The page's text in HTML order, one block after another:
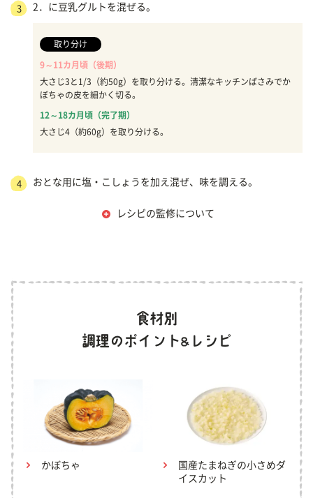
3 2．に豆乳グルトを混ぜる。
取り分け
9～11カ月頃（後期）
大さじ3と1/3（約50g）を取り分ける。清潔なキッチンばさみでか
ぼちゃの皮を細かく切る。
12～18カ月頃（完了期）
大さじ4（約60g）を取り分ける。
4 おとな用に塩・こしょうを加え混ぜ、味を調える。
レシピの監修について
かぼちゃ
国産たまねぎの小さめダ
イスカット